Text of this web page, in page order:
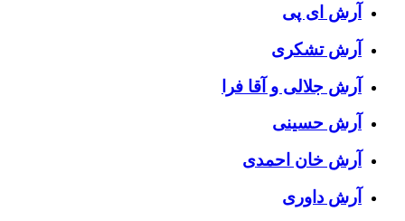
آرش ای پی
آرش تشکری
آرش جلالی و آقا فرا
آرش حسینی
آرش خان احمدی
آرش داوری